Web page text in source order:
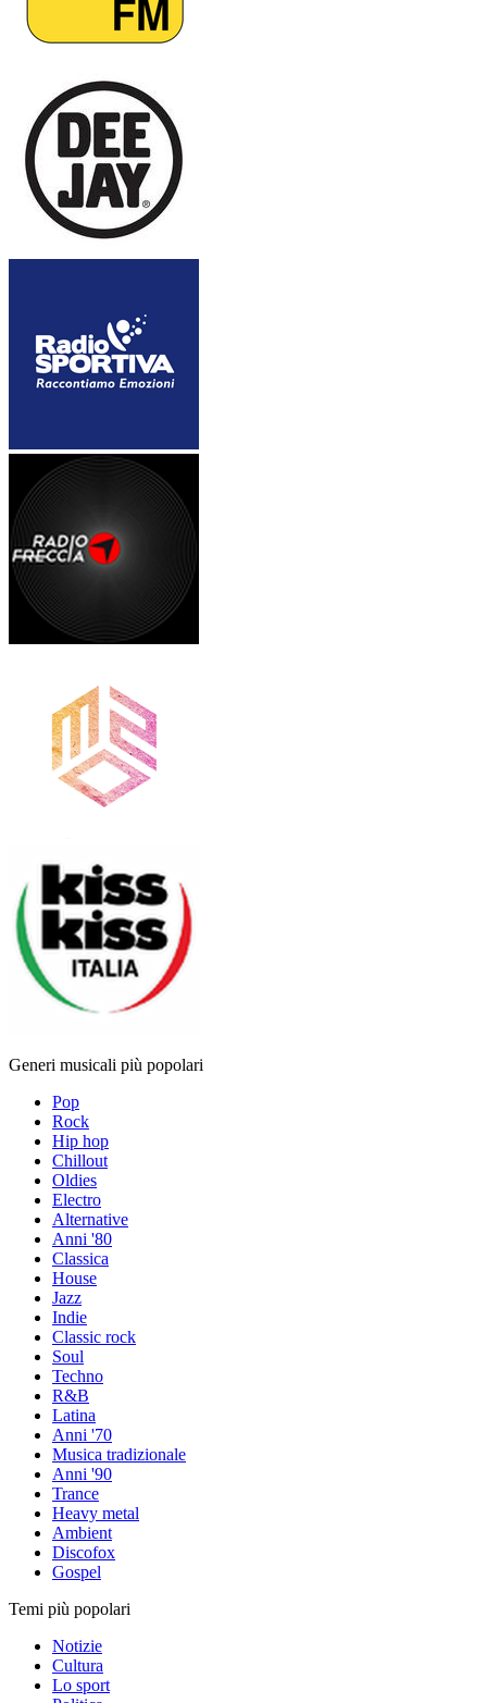
Generi musicali più popolari
Pop
Rock
Hip hop
Chillout
Oldies
Electro
Alternative
Anni '80
Classica
House
Jazz
Indie
Classic rock
Soul
Techno
R&B
Latina
Anni '70
Musica tradizionale
Anni '90
Trance
Heavy metal
Ambient
Discofox
Gospel
Temi più popolari
Notizie
Cultura
Lo sport